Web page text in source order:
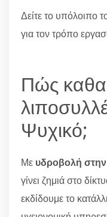
Δείτε το υπόλοιπο
για τον τρόπο
Πώς
Ψυχικό;
Με υδροβολή
γίνει ζημιά στο
εκδίδουμε το